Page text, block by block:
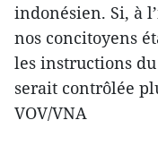
indonésien. Si, à
nos concitoyens
les instructions
serait contrôlée
VOV/VNA